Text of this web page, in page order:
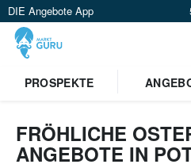
DIE Angebote App
PROSPEKTE
FRÖHLICHE
ANGEBOTE IN